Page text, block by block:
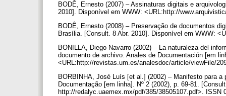
BODÊ, Ernesto (2007) – Assinaturas digitais e
2010]. Disponível em WWW: <URL:http://
BODÊ, Ernesto (2008) – Preservação de documentos
Brasília. [Consult. 8 Abr. 2010]. Disponível em WWW:
BONILLA, Diego Navarro (2002) – La naturaleza del
documento de archivo. Anales de Documentación [em
<URL:http://revistas.um.es/analesdoc/article/viewFile/
BORBINHA, José Luís [et al.] (2002) – Manifesto para
Documentação [em linha]. Nº 2 (2002), p. 69-81.
http://redalyc.uaemex.mx/pdf/385/38505107.pdf>. ISSN